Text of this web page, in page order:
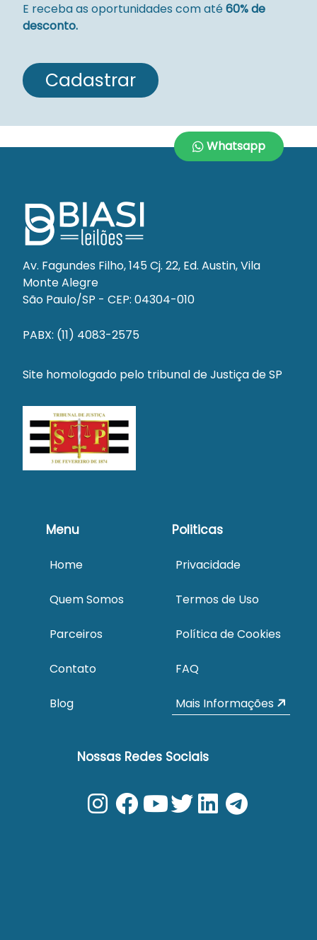
E receba as oportunidades com até60% de
desconto.
Cadastrar
Whatsapp
Av. Fagundes Filho, 145 Cj. 22, Ed. Austin, Vila
Monte Alegre
São Paulo/SP - CEP: 04304-010
PABX: (11) 4083-2575
Site homologado pelo tribunal de Justiça de SP
Menu
Home
Quem Somos
Parceiros
Contato
Blog
Politicas
Privacidade
Termos de Uso
Política de Cookies
FAQ
Mais Informações
Nossas Redes Sociais